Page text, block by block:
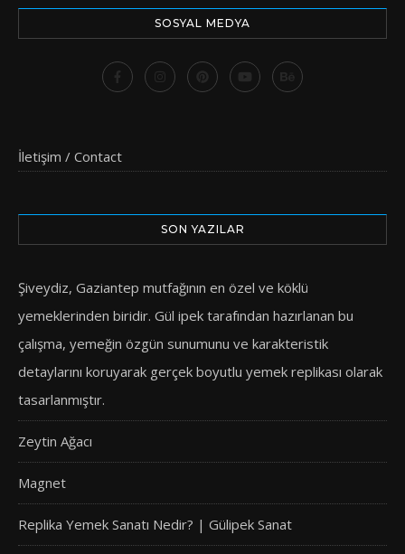
SOSYAL MEDYA
İletişim / Contact
SON YAZILAR
Şiveydiz, Gaziantep mutfağının en özel ve köklü
yemeklerinden biridir. Gül ipek tarafından hazırlanan bu
çalışma, yemeğin özgün sunumunu ve karakteristik
detaylarını koruyarak gerçek boyutlu yemek replikası olarak
tasarlanmıştır.
Zeytin Ağacı
Magnet
Replika Yemek Sanatı Nedir? | Gülipek Sanat